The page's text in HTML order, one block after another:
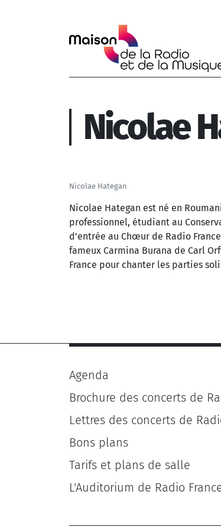
Nicolae
Nicolae Hategan
Nicolae Hategan est né en
professionnel, étudiant au
d’entrée au Chœur de Radio
fameux Carmina Burana de Carl
France pour chanter les parties
Agenda
Brochure des concerts de
Lettres des concerts de
Bons plans
Tarifs et plans de salle
L'Auditorium de Radio